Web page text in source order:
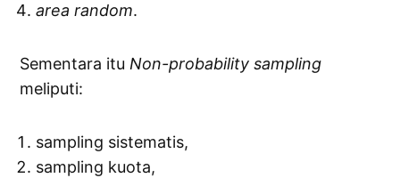
area random.
Sementara itu Non-probability sampling
meliputi:
sampling sistematis,
sampling kuota,